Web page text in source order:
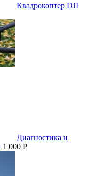
Квадрокоптер DJI
Диагностика и
1 000 P